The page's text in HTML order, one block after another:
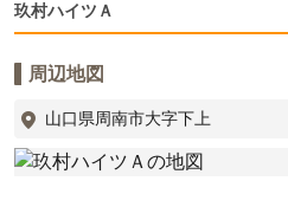
玖村ハイツＡ
周辺地図
山口県周南市大字下上